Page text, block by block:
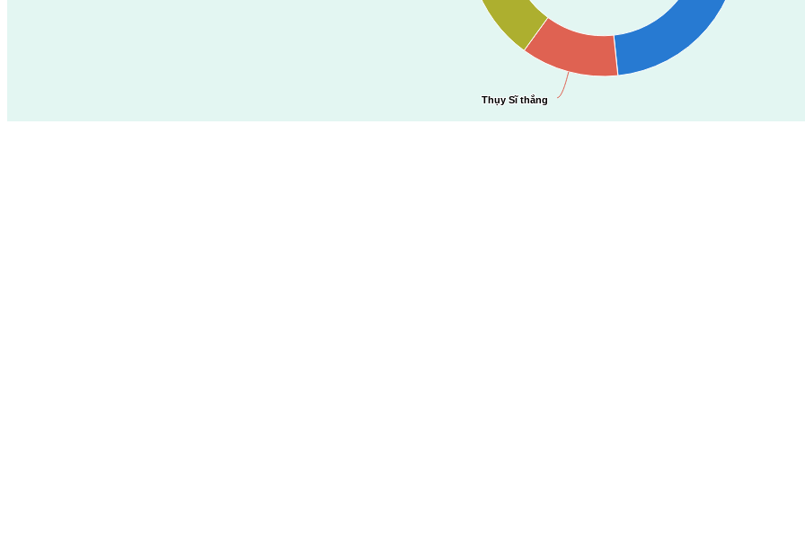
Thụy Sĩ thắng
Thụy Sĩ thắng